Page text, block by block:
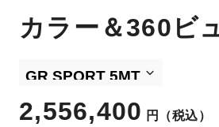
カラー＆360ビ
2,556,400 円 （税込）